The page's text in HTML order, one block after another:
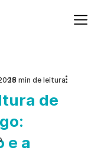
de
e a
18 min de leitura